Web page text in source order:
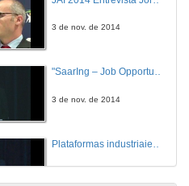
3 de nov. de 2014
"SaarIng – Job Opportunities for Engineers in the Heart of Europe"
3 de nov. de 2014